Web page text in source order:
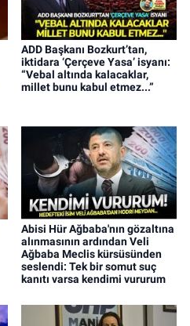
ADD Başkanı Bozkurt’tan,
iktidara ‘Çerçeve Yasa’ isyanı:
“Vebal altında kalacaklar,
millet bunu kabul etmez...”
Abisi Hür Ağbaba'nın gözaltına
alınmasının ardından Veli
Ağbaba Meclis kürsüsünden
seslendi: Tek bir somut suç
kanıtı varsa kendimi vururum